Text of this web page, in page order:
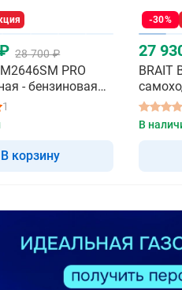
28 700 ₽
PRO
- бензиновая
1
В корзину
-30%
27
BRAIT
В